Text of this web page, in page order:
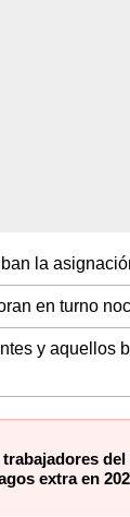
la
en turno
y aquellos
extra en